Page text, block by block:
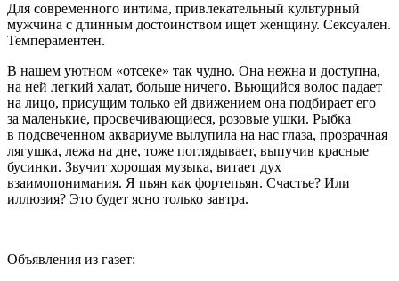
Для современного интима, привлекательный культурный
мужчина с длинным достоинством ищет женщину. Сексуален.
Темпераментен.
В нашем уютном «отсеке» так чудно. Она нежна и доступна,
на ней легкий халат, больше ничего. Вьющийся волос падает
на лицо, присущим только ей движением она подбирает его
за маленькие, просвечивающиеся, розовые ушки. Рыбка
в подсвеченном аквариуме вылупила на нас глаза, прозрачная
лягушка, лежа на дне, тоже поглядывает, выпучив красные
бусинки. Звучит хорошая музыка, витает дух
взаимопонимания. Я пьян как фортепьян. Счастье? Или
иллюзия? Это будет ясно только завтра.
Объявления из газет: